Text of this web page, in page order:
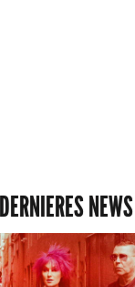
DERNIERES NEWS